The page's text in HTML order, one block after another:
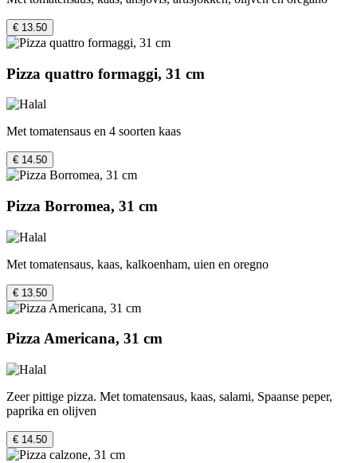
€ 13.50
Pizza quattro formaggi, 31 cm
Met tomatensaus en 4 soorten kaas
€ 14.50
Pizza Borromea, 31 cm
Met tomatensaus, kaas, kalkoenham, uien en oregno
€ 13.50
Pizza Americana, 31 cm
Zeer pittige pizza. Met tomatensaus, kaas, salami, Spaanse peper,
paprika en olijven
€ 14.50